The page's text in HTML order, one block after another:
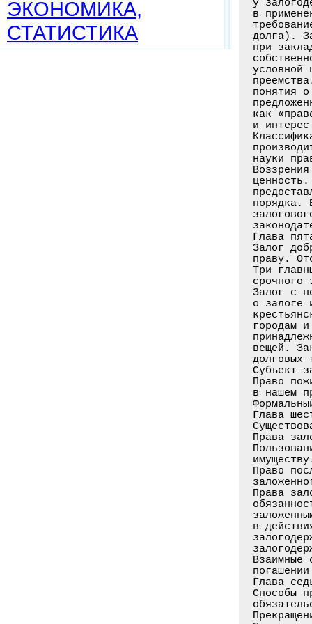
ЭКОНОМИКА,
СТАТИСТИКА
у
в
долга).
при
условной
понятия
как
и
науки
порядка.
Глава
Залог
праву.
Три
срочного
Залог с
о залоге
городам
вещей.
долговых
Субъект
Право
в нашем
Глава
Права
Право
Права
в
Взаимные
Глава
Способы